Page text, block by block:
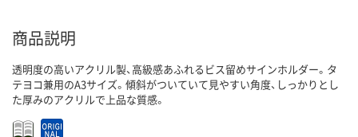
商品説明
透明度の高いアクリル製、高級感あふれるビス留めサインホルダー。タ
テヨコ兼用のA3サイズ。傾斜がついていて見やすい角度、しっかりとし
た厚みのアクリルで上品な質感。